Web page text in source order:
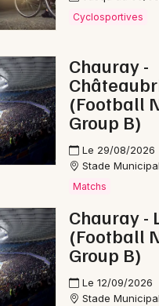
Poitou-Charente
Nouvelle-Aquitaine
des sorties
en tournée
Niort
à Niort
Cyclosportives
Chauray -
(Football
Group B)
Le 29/08/2026
Stade
Matchs
Chauray -
(Football
Group B)
Le 12/09/2026
Stade